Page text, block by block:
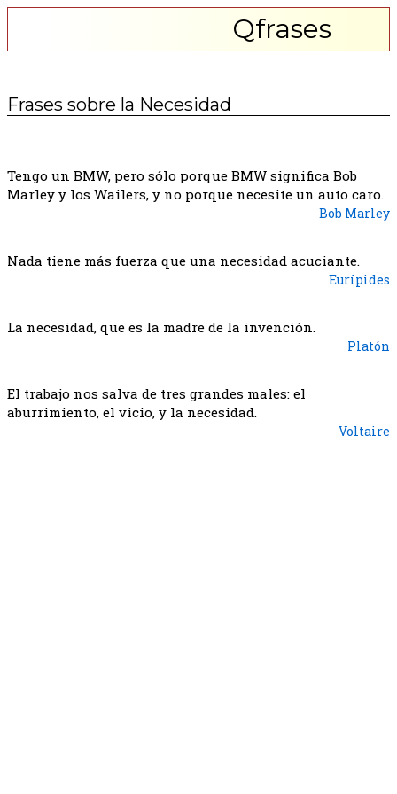
Qfrases
Frases sobre la Necesidad
Tengo un BMW, pero sólo porque BMW significa Bob
Marley y los Wailers, y no porque necesite un auto caro.
Bob Marley
Nada tiene más fuerza que una necesidad acuciante.
Eurípides
La necesidad, que es la madre de la invención.
Platón
El trabajo nos salva de tres grandes males: el
aburrimiento, el vicio, y la necesidad.
Voltaire